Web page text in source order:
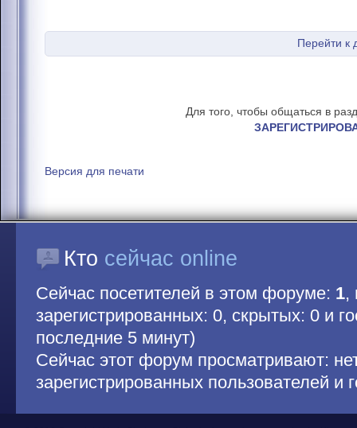
Перейти к
Для того, чтобы общаться в
Версия для печати
Кто сейчас online
Сейчас посетителей в этом форуме: 1,
зарегистрированных: 0, скрытых: 0 и
последние 5 минут)
Сейчас этот форум просматривают:
зарегистрированных пользователей и